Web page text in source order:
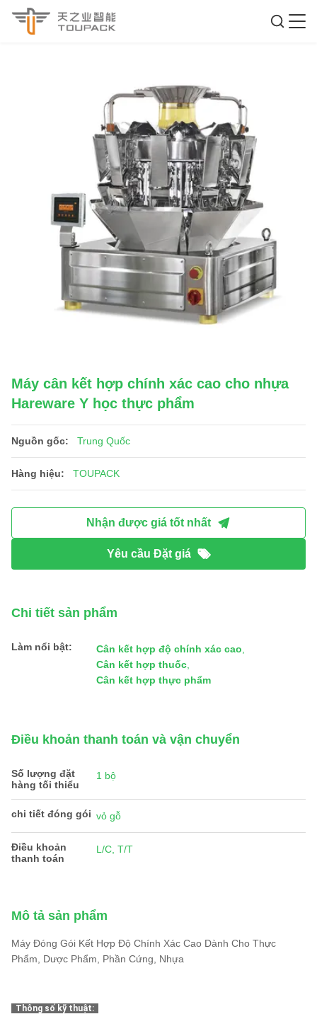
Máy cân kết hợp chính xác cao cho nhựa
Hareware Y học thực phẩm
Nguồn gốc: Trung Quốc
Hàng hiệu: TOUPACK
Nhận được giá tốt nhất
Yêu cầu Đặt giá
Chi tiết sản phẩm
Làm nổi bật: Cân kết hợp độ chính xác cao
Cân kết hợp thuốc
Cân kết hợp thực phẩm
Điều khoản thanh toán và vận chuyển
Số lượng đặt
hàng tối thiểu
1 bộ
chi tiết đóng gói vỏ gỗ
Điều khoản
thanh toán
L/C, T/T
Mô tả sản phẩm
Máy Đóng Gói Kết Hợp Độ Chính Xác Cao Dành Cho Thực
Phẩm, Dược Phẩm, Phần Cứng, Nhựa
Thông số kỹ thuật: